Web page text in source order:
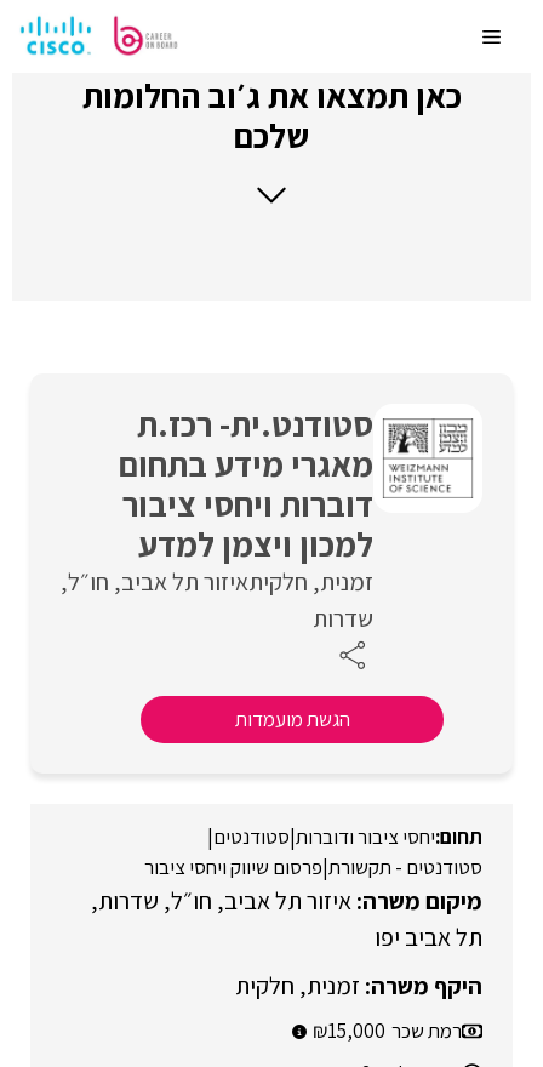
לתוכןMenu
כאן תמצאו את ג׳וב החלומות
שלכם
סטודנט.ית- רכז.ת
מאגרי מידע בתחום
דוברות ויחסי ציבור
למכון ויצמן למדע
זמנית חלקיתאיזור תל אביב חו״ל
שדרות
הגשת מועמדות
יחסי ציבור ודוברות|סטודנטים|
סטודנטים - תקשורת|פרסום שיווק ויחסי ציבור
איזור תל אביב חו״ל שדרות
תל אביב יפו
זמנית חלקית
רמת שכר 15,000